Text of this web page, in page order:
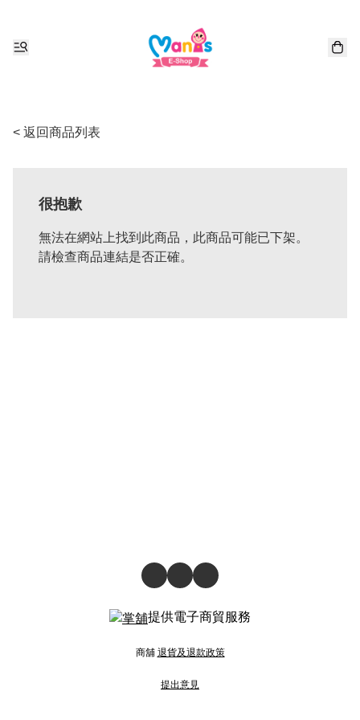
< 返回商品列表
很抱歉
無法在網站上找到此商品，此商品可能已下架。
請檢查商品連結是否正確。
提供電子商貿服務
商舖 退貨及退款政策
提出意見